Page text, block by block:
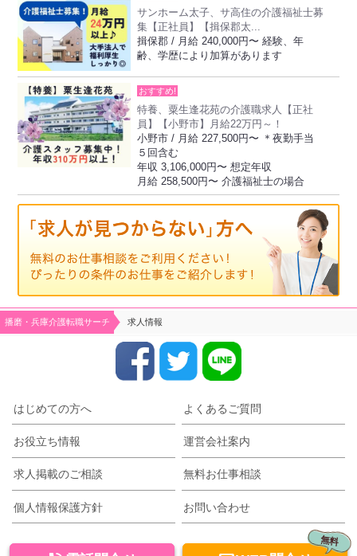
サンホーム太子、サ高住の介護福祉士募
集【正社員】【揖保郡太...
揖保郡 / 月給 240,000円〜 経験、年
齢、学歴により加算があります
おすすめ!
特養、粟生逢花苑の介護職求人【正社
員】【小野市】月給22万円～！
小野市 / 月給 227,500円〜 ＊夜勤手当
５回含む
年収 3,106,000円〜 想定年収
月給 258,500円〜 介護福祉士の場合
播磨・兵庫介護転職サーチ 求人情報
はじめての方へ よくあるご質問
お役立ち情報 運営会社案内
求人掲載のご相談 無料お仕事相談
個人情報保護方針 お問い合わせ
無料